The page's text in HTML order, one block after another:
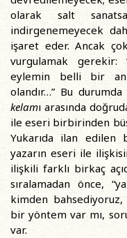
olarak salt
indirgenemeyecek
işaret eder. Ancak
vurgulamak gerekir:
eylemin belli bir anı
olandır…” Bu durumda
kelamı arasında
ile eseri birbirinden
Yukarıda ilan edilen
yazarın eseri ile
ilişkili farklı birkaç
sıralamadan önce,
kimden
bir yöntem var mı,
var.